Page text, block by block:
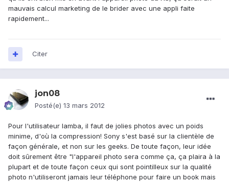
mauvais calcul marketing de le brider avec une appli faite
rapidement...
Citer
jon08
Posté(e) 13 mars 2012
Pour l'utilisateur lamba, il faut de jolies photos avec un poids
minime, d'où la compression! Sony s'est basé sur la clientèle de
façon générale, et non sur les geeks. De toute façon, leur idée
doit sûrement être "l'appareil photo sera comme ça, ça plaira à la
plupart et de toute façon ceux qui sont pointilleux sur la qualité
photo n'utiliseront jamais leur téléphone pour faire un book mais